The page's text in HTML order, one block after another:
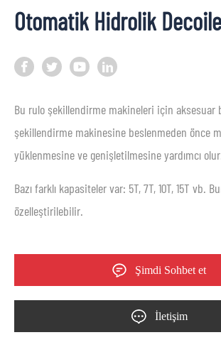
Otomatik Hidrolik
Bu rulo şekillendirme makineleri için aksesuar
şekillendirme makinesine beslenmeden önce
yüklenmesine ve genişletilmesine yardımcı
Bazı farklı kapasiteler var: 5T, 7T, 10T, 15T vb.
özelleştirilebilir.
Şimdi Sohbet et
İletişim